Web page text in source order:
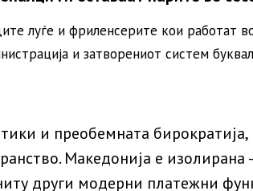
луѓе и фриленсерите кои работат
и затворениот систем
и преобемната
Македонија е
други модерни платежни